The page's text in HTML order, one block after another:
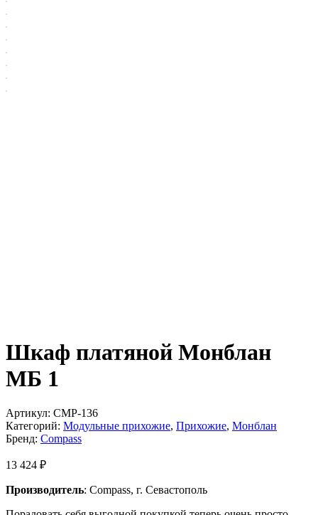
Шкаф платяной Монблан
МБ 1
Артикул: CMP-136
Категорий: Модульные прихожие, Прихожие, Монблан
Бренд: Compass
13 424 ₽
Производитель: Compass, г. Севастополь